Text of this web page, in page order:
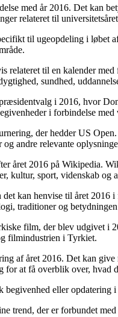
med år 2016. Det kan
relateret til
til ugeopdeling i
relateret til en kalender
sundhed,
i 2016, hvor
i forbindelse med
der hedder US
andre relevante
året 2016 på Wikipedia.
kultur, sport, videnskab og
kan henvise til året 2016
traditioner og
film, der blev udgivet i
filmindustrien i Tyrkiet.
af året 2016. Det kan
at få overblik over,
begivenhed eller
trend, der er forbundet